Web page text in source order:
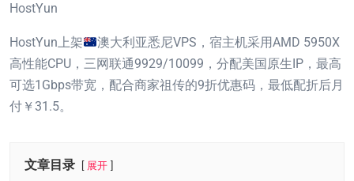
HostYun
HostYun上架
澳大利亚悉尼VPS，宿主机采用AMD 5950X
高性能CPU，三网联通9929/10099，分配美国原生IP，最高
可选1Gbps带宽，配合商家祖传的9折优惠码，最低配折后月
付￥31.5。
文章目录 展开